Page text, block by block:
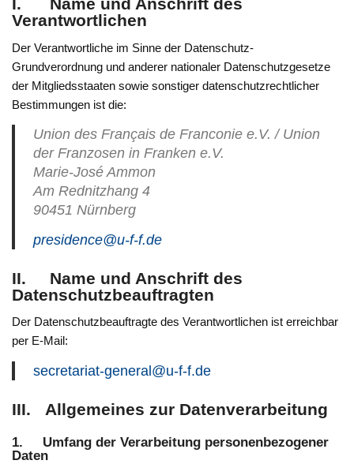
I. Name und Anschrift des
Verantwortlichen
Der Verantwortliche im Sinne der Datenschutz-
Grundverordnung und anderer nationaler Datenschutzgesetze
der Mitgliedsstaaten sowie sonstiger datenschutzrechtlicher
Bestimmungen ist die:
Union des Français de Franconie e.V. / Union
der Franzosen in Franken e.V.
Marie-José Ammon
Am Rednitzhang 4
90451 Nürnberg
presidence@u-f-f.de
II. Name und Anschrift des
Datenschutzbeauftragten
Der Datenschutzbeauftragte des Verantwortlichen ist erreichbar
per E-Mail:
secretariat-general@u-f-f.de
III. Allgemeines zur Datenverarbeitung
1. Umfang der Verarbeitung personenbezogener
Daten